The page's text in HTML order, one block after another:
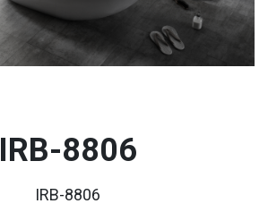
IRB-8806
IRB-8806